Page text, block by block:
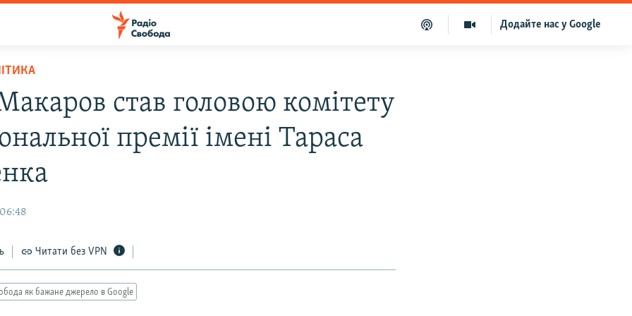
Додайте нас у Google
став головою комітету
премії імені Тараса
Читати без VPN
як бажане джерело в Google